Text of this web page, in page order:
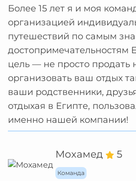
Более 15 лет я и моя
организацией
путешествий по самым
достопримечательностям
цель — не просто продать
организовать ваш отдых
ваши родственники,
отдыхая в Египте,
именно нашей компании!
Мохамед 5
Команда